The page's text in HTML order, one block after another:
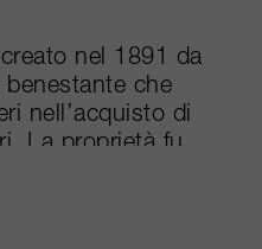
nel 1891 da
che
nell’acquisto di
La proprietà fu
della
che ne era a